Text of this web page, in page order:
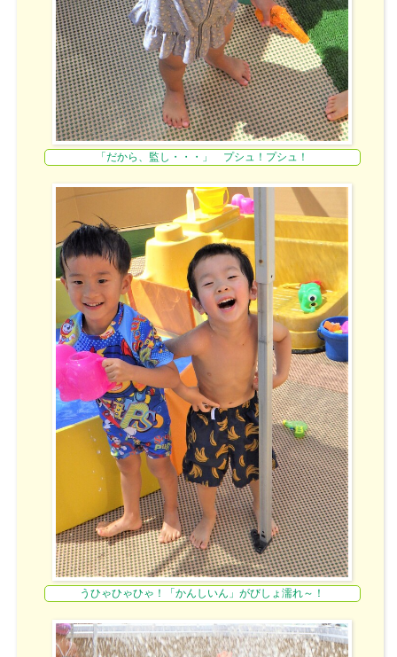
「だから、監し・・・」 プシュ！プシュ！
うひゃひゃひゃ！「かんしいん」がびしょ濡れ～！